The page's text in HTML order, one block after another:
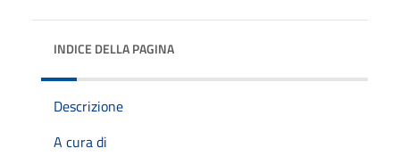
INDICE DELLA PAGINA
Descrizione
A cura di